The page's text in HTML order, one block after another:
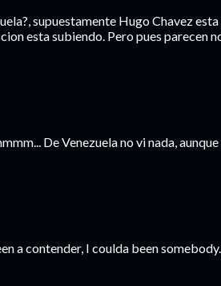
supuestamente Hugo Chavez
esta subiendo. Pero pues parecen
De Venezuela no vi nada,
a contender, I coulda been